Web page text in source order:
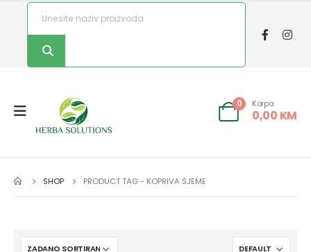
0 Korpa
0,00 KM
SHOP PRODUCT TAG - KOPRIVA SJEME